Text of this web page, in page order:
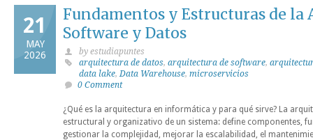
21
MAY
2026
Fundamentos y Estructuras de la
Software y Datos
by estudiapuntes
arquitectura de datos, arquitectura de software,
data lake,Data Warehouse, microservicios
0 Comment
¿Qué es la arquitectura en informática y para qué sirve? La
estructural y organizativo de un sistema: define componentes,
gestionar la complejidad, mejorar la escalabilidad, el